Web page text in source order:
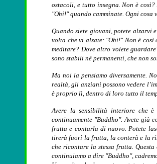
ostacoli, e tutto insegna. Non è
"Ohi!" quando camminate. Ogni cosa
Quando siete giovani, potete alzarvi
volta che vi alzate: "Ohi!" Non è
meditare? Dove altro volete
sono stabili né permanenti, che non
Ma noi la pensiamo diversamente.
realtà, gli anziani possono vedere
è proprio lì, dentro di loro tutto il
Avere la sensibilità interiore che è
continuamente "Buddho". Avete già
frutta e contarla di nuovo. Potete
tirerà fuori la frutta, la conterà e la
che ricontare la stessa frutta.
continuiamo a dire "Buddho",